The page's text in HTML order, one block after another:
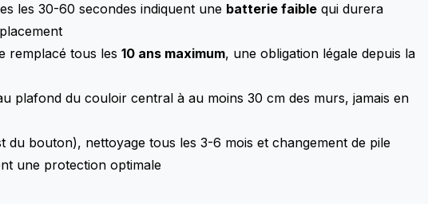
les 30-60 secondes indiquent une batterie faible qui durera
remplacé tous les 10 ans maximum, une obligation légale depuis la
plafond du couloir central à au moins 30 cm des murs, jamais en
du bouton), nettoyage tous les 3-6 mois et changement de pile
une protection optimale